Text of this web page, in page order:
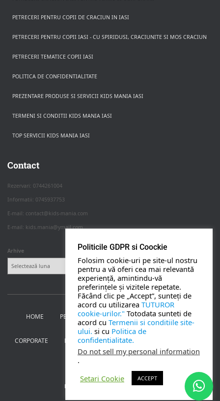
PETRECERI PENTRU COPII DE CRACIUN IN IASI
PETRECERI PENTRU COPII IASI - CU SPIRIDUSI, CRACIUNITE SI MOS CRACIUN
PETRECERI TEMATICE COPII IASI
POLITICA DE CONFIDENTIALITATE
PREZENTARE PRODUSE SI SERVICII KIDS MANIA IASI
TERMENI SI CONDITII KIDS MANIA IASI
TOP SERVICII KIDS MANIA IASI
Contact
Rezervari: 0744261004
Informatii: 0745937753
E-mail: contact@kids-mania.com
E-mail: kids.mania@ymail.com
Arhive
HOME PETRECERI PENTRU COPII NUNTA SI BOTEZ
CORPORATE BANCHETE MOȚ
Kids Mania Iasi Webmoon
Politicile GDPR si Coockie
Folosim cookie-uri pe site-ul nostru
pentru a vă oferi cea mai relevantă
experiență, amintindu-vă
preferințele și vizitele repetate.
Făcând clic pe „Accept”, sunteți de
acord cu utilizarea TUTUROR
cookie-urilor." Totodata sunteti de
acord cu Termenii si conditiile site-
ului. si cu Politica de
confidentialitate.
Do not sell my personal information
.
Setari Cookie
ACCEPT
Apasa pe o categorie ca sa vezi serviciile.
PETRECERI COPII
NUNTA
BANCHETE
CORPORATE
TOATE SERVICIILE